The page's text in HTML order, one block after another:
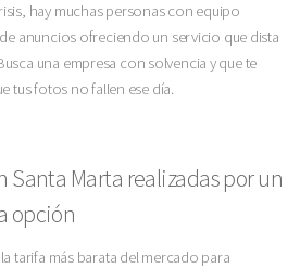
hay muchas personas con equipo
anuncios ofreciendo un servicio que dista
una empresa con solvencia y que te
tus fotos no fallen ese día.
Santa Marta realizadas por un
opción
tarifa más barata del mercado para